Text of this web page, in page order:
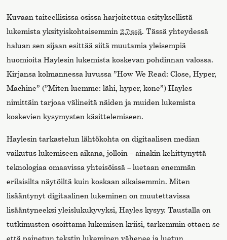
Kuvaan taiteellisissa osissa harjoitettua esityksellistä
lukemista yksityiskohtaisemmin2.7:ssä. Tässä yhteydessä
haluan sen sijaan esittää siitä muutamia yleisempiä
huomioita Haylesin lukemista koskevan pohdinnan valossa.
Kirjansa kolmannessa luvussa ”How We Read: Close, Hyper,
Machine” (”Miten luemme: lähi, hyper, kone”) Hayles
nimittäin tarjoaa välineitä näiden ja muiden lukemista
koskevien kysymysten käsittelemiseen.
Haylesin tarkastelun lähtökohta on digitaalisen median
vaikutus lukemiseen aikana, jolloin – ainakin kehittynyttä
teknologiaa omaavissa yhteisöissä – luetaan enemmän
erilaisilta näytöiltä kuin koskaan aikaisemmin. Miten
lisääntynyt digitaalinen lukeminen on muutettavissa
lisääntyneeksi yleislukukyvyksi, Hayles kysyy. Taustalla on
tutkimusten osoittama lukemisen kriisi, tarkemmin ottaen se